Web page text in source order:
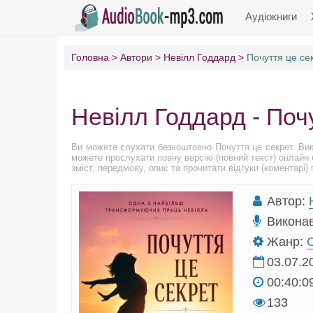
Аудіокниги
Головна Автори Невілл Годдард Почуття це
Невілл Годдард -
Ви можете слухати безкоштовно Почуття це секрет.
можете прослухати повну версію (повний текст)
зміст, передмову, опис та прочитати відгуки (коментарі)
Автор:
Жанр:
133